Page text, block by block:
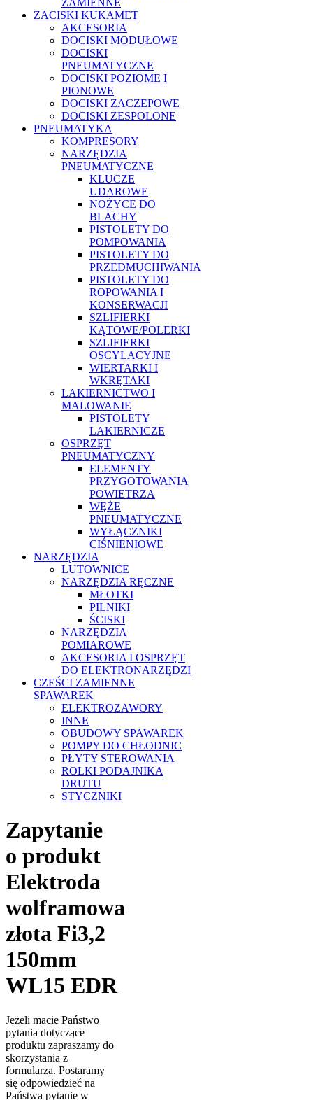
ZAMIENNE
ZACISKI KUKAMET
AKCESORIA
DOCISKI MODUŁOWE
DOCISKI
PNEUMATYCZNE
DOCISKI POZIOME I
PIONOWE
DOCISKI ZACZEPOWE
DOCISKI ZESPOLONE
PNEUMATYKA
KOMPRESORY
NARZĘDZIA
PNEUMATYCZNE
KLUCZE
UDAROWE
NOŻYCE DO
BLACHY
PISTOLETY DO
POMPOWANIA
PISTOLETY DO
PRZEDMUCHIWANIA
PISTOLETY DO
ROPOWANIA I
KONSERWACJI
SZLIFIERKI
KĄTOWE/POLERKI
SZLIFIERKI
OSCYLACYJNE
WIERTARKI I
WKRĘTAKI
LAKIERNICTWO I
MALOWANIE
PISTOLETY
LAKIERNICZE
OSPRZĘT
PNEUMATYCZNY
ELEMENTY
PRZYGOTOWANIA
POWIETRZA
WĘŻE
PNEUMATYCZNE
WYŁĄCZNIKI
CIŚNIENIOWE
NARZĘDZIA
LUTOWNICE
NARZĘDZIA RĘCZNE
MŁOTKI
PILNIKI
ŚCISKI
NARZĘDZIA
POMIAROWE
AKCESORIA I OSPRZĘT
DO ELEKTRONARZĘDZI
CZEŚCI ZAMIENNE
SPAWAREK
ELEKTROZAWORY
INNE
OBUDOWY SPAWAREK
POMPY DO CHŁODNIC
PŁYTY STEROWANIA
ROLKI PODAJNIKA
DRUTU
STYCZNIKI
Zapytanie
o produkt
Elektroda
wolframowa
złota Fi3,2
150mm
WL15 EDR
Jeżeli macie Państwo
pytania dotyczące
produktu zapraszamy do
skorzystania z
formularza. Postaramy
się odpowiedzieć na
Państwa pytanie w